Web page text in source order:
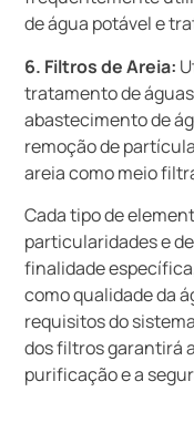
de água potável e
6. Filtros de Areia:
tratamento de
abastecimento de
remoção de
areia como meio
Cada tipo de
particularidades e
finalidade
como qualidade da
requisitos do
dos filtros garantirá
purificação e a